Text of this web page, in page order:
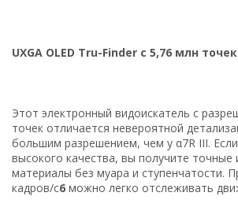
UXGA OLED Tru-Finder с 5,76 млн точек
Этот электронный видоискатель с
точек отличается невероятной
большим разрешением, чем у α7R III.
высокого качества, вы получите точные
материалы без муара и ступенчатости.
кадров/с6 можно легко отслеживать